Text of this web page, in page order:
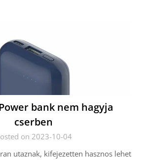
bank nem hagyja
cserben
on 2023-10-04
utaznak, kifejezetten hasznos lehet